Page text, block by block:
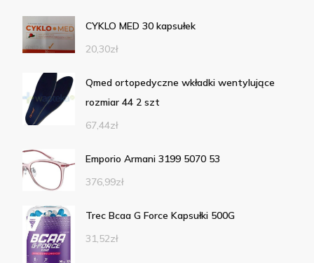
CYKLO MED 30 kapsułek
20,30zł
Qmed ortopedyczne wkładki wentylujące
rozmiar 44 2 szt
67,44zł
Emporio Armani 3199 5070 53
376,99zł
Trec Bcaa G Force Kapsułki 500G
31,52zł